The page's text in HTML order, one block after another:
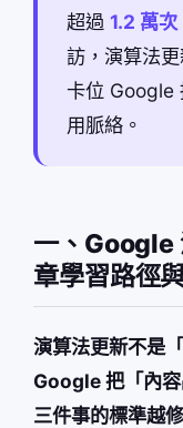
超過 1.2 萬次
訪，演算法
卡位 Google
用脈絡。
一、Google
章學習路徑
演算法更新不是
Google 把「內
三件事的標準越